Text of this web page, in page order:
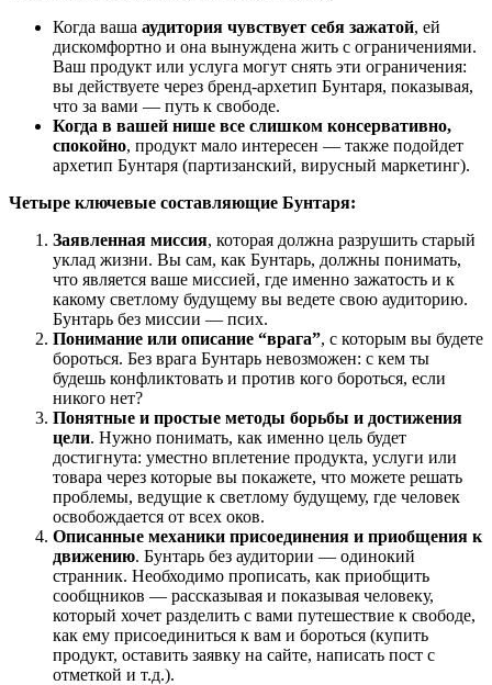
Когда ваша аудитория чувствует себя зажатой, ей
дискомфортно и она вынуждена жить с ограничениями.
Ваш продукт или услуга могут снять эти ограничения:
вы действуете через бренд-архетип Бунтаря, показывая,
что за вами — путь к свободе.
Когда в вашей нише все слишком консервативно,
спокойно, продукт мало интересен — также подойдет
архетип Бунтаря (партизанский, вирусный маркетинг).
Четыре ключевые составляющие Бунтаря:
Заявленная миссия, которая должна разрушить старый
уклад жизни. Вы сам, как Бунтарь, должны понимать,
что является ваше миссией, где именно зажатость и к
какому светлому будущему вы ведете свою аудиторию.
Бунтарь без миссии — псих.
Понимание или описание “врага”, с которым вы будете
бороться. Без врага Бунтарь невозможен: с кем ты
будешь конфликтовать и против кого бороться, если
никого нет?
Понятные и простые методы борьбы и достижения
цели. Нужно понимать, как именно цель будет
достигнута: уместно вплетение продукта, услуги или
товара через которые вы покажете, что можете решать
проблемы, ведущие к светлому будущему, где человек
освобождается от всех оков.
Описанные механики присоединения и приобщения к
движению. Бунтарь без аудитории — одинокий
странник. Необходимо прописать, как приобщить
сообщников — рассказывая и показывая человеку,
который хочет разделить с вами путешествие к свободе,
как ему присоединиться к вам и бороться (купить
продукт, оставить заявку на сайте, написать пост с
отметкой и т.д.).